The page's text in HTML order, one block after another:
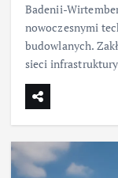
Badenii-
nowoczesnymi
budowlanych.
sieci